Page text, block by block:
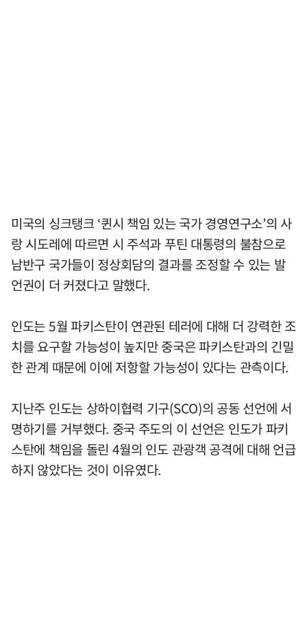
미국의 싱크탱크 ‘퀸시 책임 있는 국가 경영연구소’의 사
랑 시도레에 따르면 시 주석과 푸틴 대통령의 불참으로
남반구 국가들이 정상회담의 결과를 조정할 수 있는 발
언권이 더 커졌다고 말했다.
인도는 5월 파키스탄이 연관된 테러에 대해 더 강력한 조
치를 요구할 가능성이 높지만 중국은 파키스탄과의 긴밀
한 관계 때문에 이에 저항할 가능성이 있다는 관측이다.
지난주 인도는 상하이협력 기구(SCO)의 공동 선언에 서
명하기를 거부했다. 중국 주도의 이 선언은 인도가 파키
스탄에 책임을 돌린 4월의 인도 관광객 공격에 대해 언급
하지 않았다는 것이 이유였다.